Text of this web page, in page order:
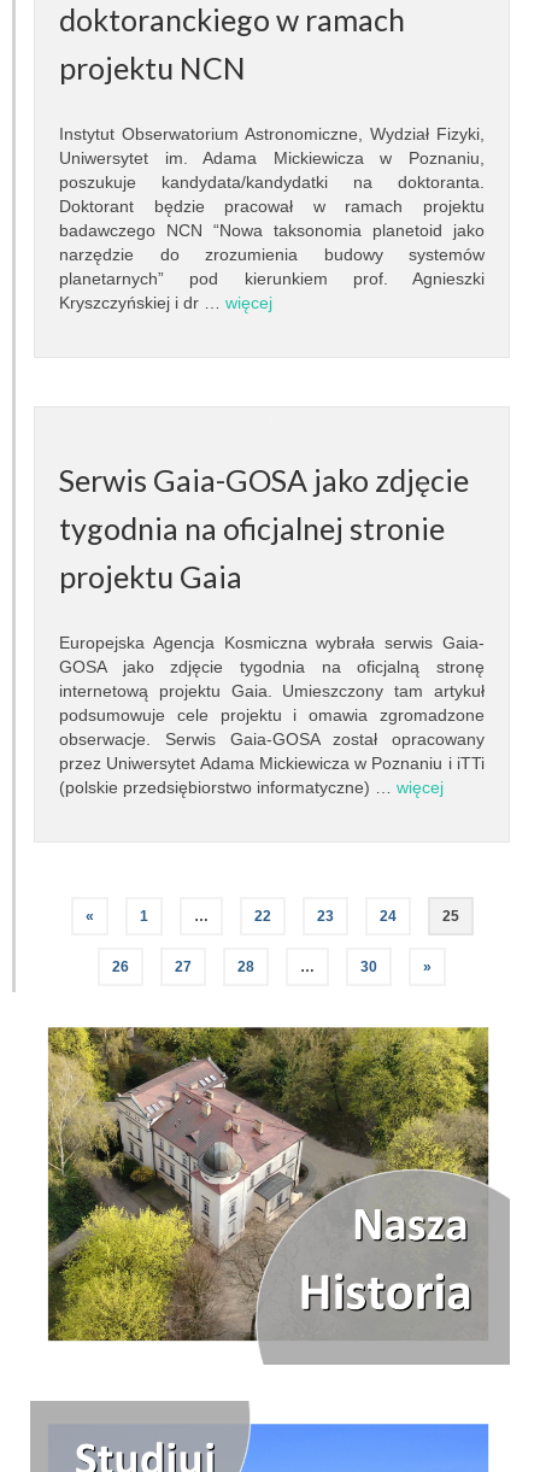
Koło naukowe
Absolwenci
Ogłoszenia i dokumenty
POPULARYZACJA
Wykłady otwarte
Pokazy nieba
Lekcje astronomii
Fundacja Ziemia i Kosmos
Noc Naukowców
Układ Słoneczny przy Słonecznej 36
Meteoryt Morasko
Nasze planetoidy
Zapytaj astronoma
doktoranckiego w ramach
projektu NCN
Instytut Obserwatorium Astronomiczne, Wydział Fizyki,
Uniwersytet im. Adama Mickiewicza w Poznaniu,
poszukuje kandydata/kandydatki na doktoranta.
Doktorant będzie pracował w ramach projektu
badawczego NCN “Nowa taksonomia planetoid jako
narzędzie do zrozumienia budowy systemów
planetarnych” pod kierunkiem prof. Agnieszki
Kryszczyńskiej i dr … więcej
Serwis Gaia-GOSA jako zdjęcie
tygodnia na oficjalnej stronie
projektu Gaia
Europejska Agencja Kosmiczna wybrała serwis Gaia-
GOSA jako zdjęcie tygodnia na oficjalną stronę
internetową projektu Gaia. Umieszczony tam artykuł
podsumowuje cele projektu i omawia zgromadzone
obserwacje. Serwis Gaia-GOSA został opracowany
przez Uniwersytet Adama Mickiewicza w Poznaniu i iTTi
(polskie przedsiębiorstwo informatyczne) … więcej
« 1 … 22 23 24 25
26 27 28 … 30 »